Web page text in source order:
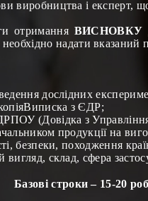
виробництва і експерт,
отримання ВИСНОВКУ
надати вказаний
дослідних
з ЄДР;
(Довідка з
продукції на
безпеки, походження
вигляд, склад, сфера
Базові строки – 15-20